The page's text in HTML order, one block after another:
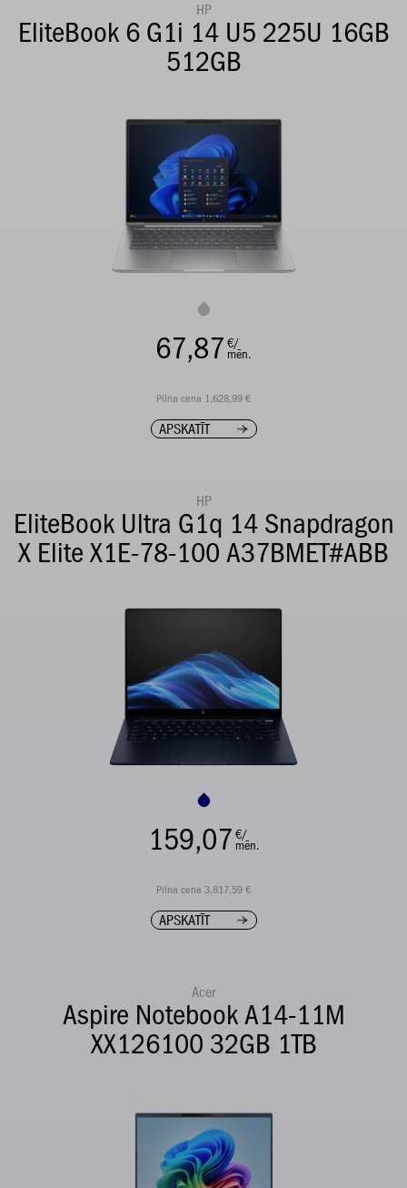
HP
EliteBook 6 G1i 14 U5 225U 16GB
512GB
67,87 €/
mēn.
Pilna cena 1,628,99 €
APSKATĪT
HP
EliteBook Ultra G1q 14 Snapdragon
X Elite X1E-78-100 A37BMET#ABB
159,07 €/
mēn.
Pilna cena 3,817,59 €
APSKATĪT
Acer
Aspire Notebook A14-11M
XX126100 32GB 1TB